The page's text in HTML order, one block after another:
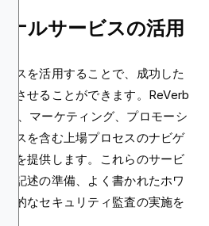
ナルサービスの活用
ビスを活用することで、成功した
上させることができます。ReVerb
は、マーケティング、プロモーシ
ンスを含む上場プロセスのナビゲ
識を提供します。これらのサービ
ト記述の準備、よく書かれたホワ
底的なセキュリティ監査の実施を